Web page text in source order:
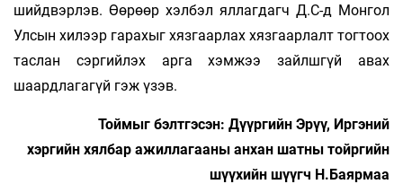
шийдвэрлэв. Өөрөөр хэлбэл яллагдагч Д.С-д Монгол
Улсын хилээр гарахыг хязгаарлах хязгаарлалт тогтоох
таслан сэргийлэх арга хэмжээ зайлшгүй авах
шаардлагагүй гэж үзэв.
Тоймыг бэлтгэсэн: Дүүргийн Эрүү, Иргэний
хэргийн хялбар ажиллагааны анхан шатны тойргийн
шүүхийн шүүгч Н.Баярмаа